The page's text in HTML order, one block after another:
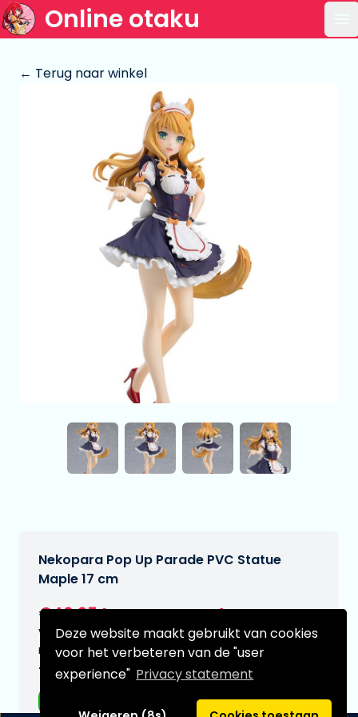
Deze website maakt gebruikt van cookies
voor het verbeteren van de "user
experience" Privacy statement
Online otaku
← Terug naar winkel
Nekopara Pop Up Parade PVC Statue
Maple 17 cm
€40,95
Verwachtte leverdatum:
n.v.t.
Type: